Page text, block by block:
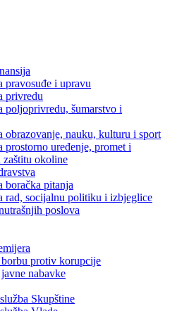
pravosuđe i upravu
privredu
poljoprivredu, šumarstvo i
obrazovanje, nauku, kulturu i sport
prostorno uređenje, promet i
okoline
boračka pitanja
rad, socijalnu politiku i izbjeglice
poslova
protiv korupcije
nabavke
Skupštine